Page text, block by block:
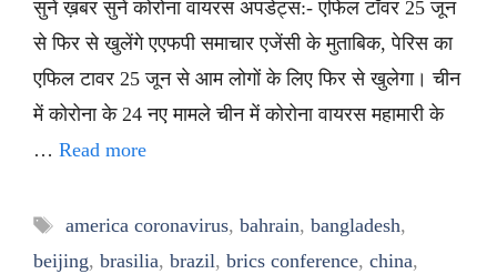
सुनें ख़बर सुनें कोरोना वायरस अपडेट्स:- एफिल टॉवर 25 जून
से फिर से खुलेंगे एएफपी समाचार एजेंसी के मुताबिक, पेरिस का
एफिल टावर 25 जून से आम लोगों के लिए फिर से खुलेगा। चीन
में कोरोना के 24 नए मामले चीन में कोरोना वायरस महामारी के
… Read more
Tags
america coronavirus, bahrain, bangladesh,
beijing, brasilia, brazil, brics conference, china,